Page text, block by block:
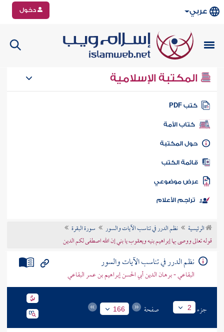
عربي دخول
المكتبة الإسلامية
كتب PDF
كتاب الأمة
المكتبة
الكتب
موضوعي
تراجم الأعلام
الرئيسية نظم الدرر في تناسب الآيات والسور
سورة البقرة
قوله تعالى ووصى بها إبراهيم بنيه ويعقوب يا بني إن الله اصطفى لكم الدين
نظم الدرر في تناسب الآيات والسور
البقاعي - برهان الدين أبي الحسن إبراهيم بن عمر البقاعي
جزء 2 صفحة 166